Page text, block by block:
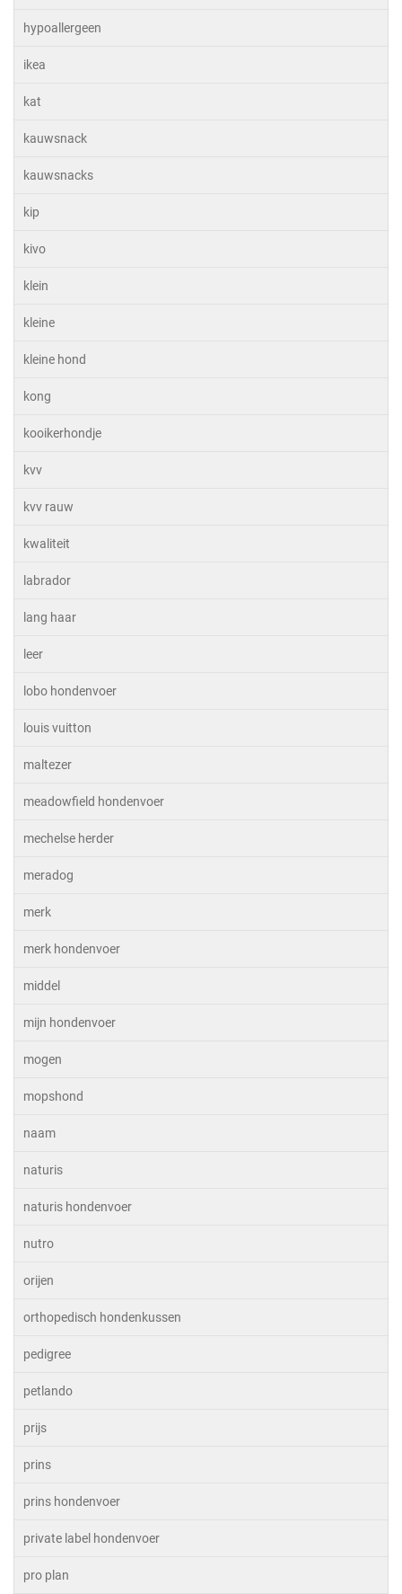
hypoallergeen
ikea
kat
kauwsnack
kauwsnacks
kip
kivo
klein
kleine
kleine hond
kong
kooikerhondje
kvv
kvv rauw
kwaliteit
labrador
lang haar
leer
lobo hondenvoer
louis vuitton
maltezer
meadowfield hondenvoer
mechelse herder
meradog
merk
merk hondenvoer
middel
mijn hondenvoer
mogen
mopshond
naam
naturis
naturis hondenvoer
nutro
orijen
orthopedisch hondenkussen
pedigree
petlando
prijs
prins
prins hondenvoer
private label hondenvoer
pro plan